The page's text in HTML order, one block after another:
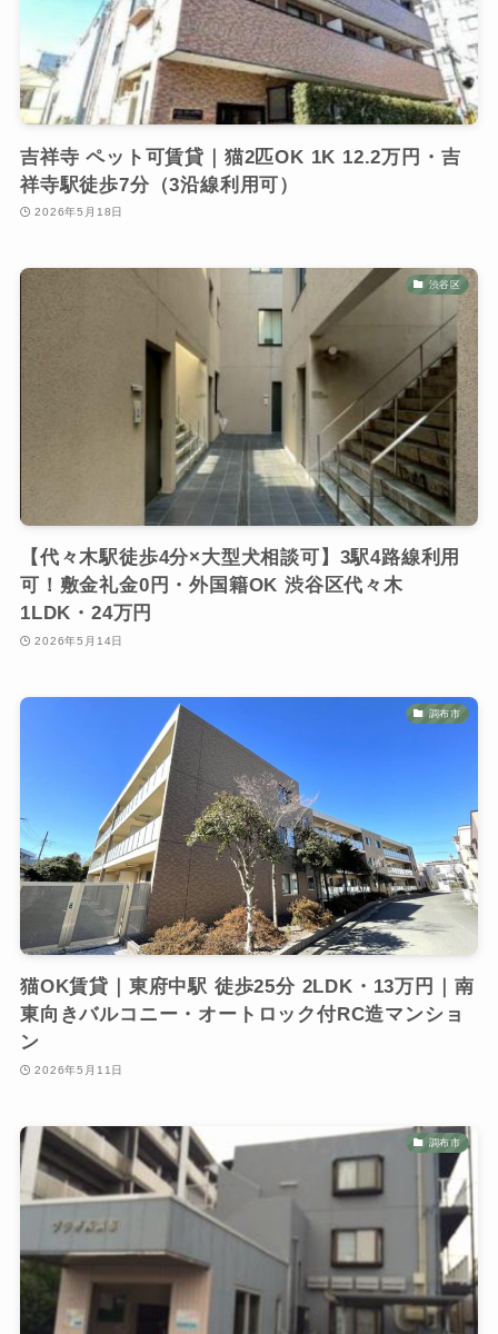
吉祥寺 ペット可賃貸｜猫2匹OK 1K 12.2万円・吉
祥寺駅徒歩7分（3沿線利用可）
2026年5月18日
渋谷区
【代々木駅徒歩4分×大型犬相談可】3駅4路線利用
可！敷金礼金0円・外国籍OK 渋谷区代々木
1LDK・24万円
2026年5月14日
調布市
猫OK賃貸｜東府中駅 徒歩25分 2LDK・13万円｜南
東向きバルコニー・オートロック付RC造マンショ
ン
2026年5月11日
調布市